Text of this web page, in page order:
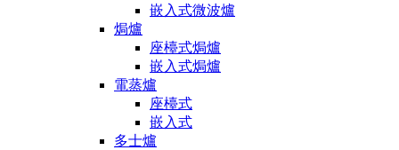
嵌入式微波爐
焗爐
座檯式焗爐
嵌入式焗爐
電蒸爐
座檯式
嵌入式
多士爐